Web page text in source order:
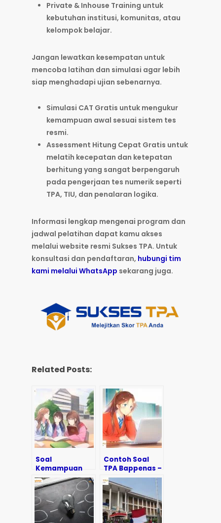
Private & Inhouse Training untuk
kebutuhan institusi, komunitas, atau
kelompok belajar.
Jangan lewatkan kesempatan untuk
mencoba latihan dan simulasi agar lebih
siap menghadapi ujian sebenarnya.
Simulasi CAT Gratis untuk mengukur
kemampuan awal sesuai sistem tes
resmi.
Assessment Hitung Cepat Gratis untuk
melatih kecepatan dan ketepatan
berhitung yang sangat berpengaruh
pada pengerjaan tes numerik seperti
TPA, TIU, dan penalaran logika.
Informasi lengkap mengenai program dan
jadwal pelatihan dapat kamu akses
melalui website resmi Sukses TPA. Untuk
konsultasi dan pendaftaran, hubungi tim
kami melalui WhatsApp sekarang juga.
Related Posts:
Soal
Kemampuan
Kuantitatif TPA
Bappenas
Lengkap
dengan
Pembahasan
Contoh Soal
TPA Bappenas –
Kemampuan
Kuantitatif &
Pembahasan